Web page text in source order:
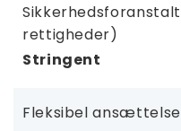
rettigheder)
Stringent
Fleksibel